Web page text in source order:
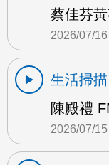
蔡佳芬
2026/07/16
生活掃描
陳殿禮
2026/07/15